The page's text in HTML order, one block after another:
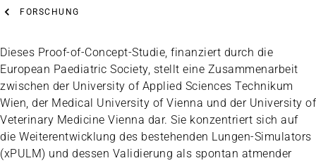
FORSCHUNG
Dieses Proof-of-Concept-Studie, finanziert durch die
European Paediatric Society, stellt eine Zusammenarbeit
zwischen der University of Applied Sciences Technikum
Wien, der Medical University of Vienna und der University of
Veterinary Medicine Vienna dar. Sie konzentriert sich auf
die Weiterentwicklung des bestehenden Lungen-Simulators
(xPULM) und dessen Validierung als spontan atmender